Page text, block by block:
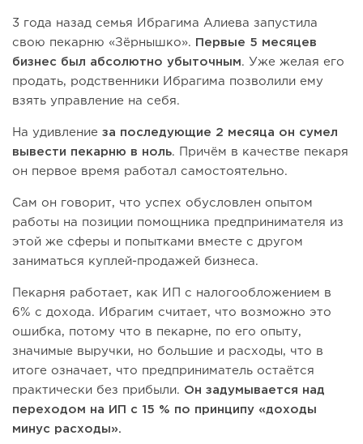
3 года назад семья Ибрагима Алиева запустила
свою пекарню «Зёрнышко».
Первые 5 месяцев
бизнес был абсолютно убыточным. Уже желая его
продать, родственники Ибрагима позволили ему
взять управление на себя.
На удивление за последующие 2 месяца он сумел
вывести пекарню в ноль. Причём в качестве пекаря
он первое время работал самостоятельно.
Сам он говорит, что успех обусловлен опытом
работы на позиции помощника предпринимателя из
этой же сферы и попытками вместе с другом
заниматься куплей-продажей бизнеса.
Пекарня работает, как ИП с налогообложением в
6% с дохода. Ибрагим считает, что возможно это
ошибка, потому что в пекарне, по его опыту,
значимые выручки, но большие и расходы, что в
итоге означает, что предприниматель остаётся
практически без прибыли. Он задумывается над
переходом на ИП с 15 % по принципу «доходы
минус расходы».